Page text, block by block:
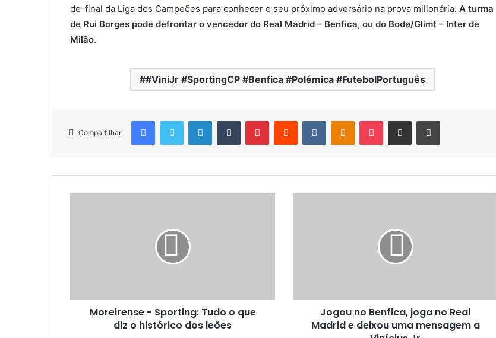
de-final da Liga dos Campeões para conhecer o seu próximo adversário na prova milionária. A turma
de Rui Borges pode defrontar o vencedor do Real Madrid – Benfica, ou do Bodø/Glimt – Inter de
Milão.
#ViniJr #SportingCP #Benfica #Polémica #FutebolPortuguês
Compartilhar
FacebookTwitter LinkedinTumblr PinterestReddit VK OK Pocket Compartilhar via e-mail Imprimir
Moreirense - Sporting: Tudo o que
diz o histórico dos leões
Jogou no Benfica, joga no Real
Madrid e deixou uma mensagem a